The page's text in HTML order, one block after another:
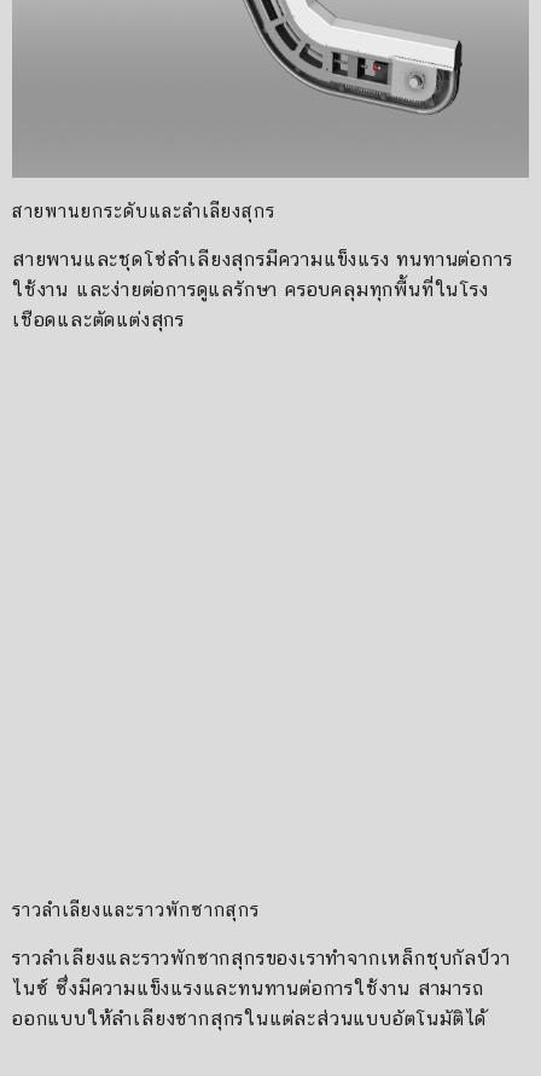
สายพานยกระดับและลำเลียงสุกร
สายพานและชุดโซ่ลำเลียงสุกรมีความแข็งแรง ทนทานต่อการ
ใช้งาน และง่ายต่อการดูแลรักษา ครอบคลุมทุกพื้นที่ในโรง
เชือดและตัดแต่งสุกร
ราวลำเลียงและราวพักซากสุกร
ราวลำเลียงและราวพักซากสุกรของเราทำจากเหล็กชุบกัลป์วา
ไนซ์ ซึ่งมีความแข็งแรงและทนทานต่อการใช้งาน สามารถ
ออกแบบให้ลำเลียงซากสุกรในแต่ละส่วนแบบอัตโนมัติได้